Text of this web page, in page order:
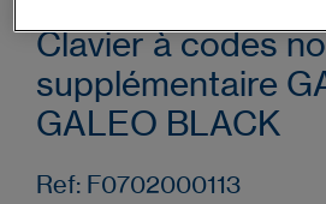
Clavier à codes
supplémentaire
GALEO BLACK
Ref: F0702000113